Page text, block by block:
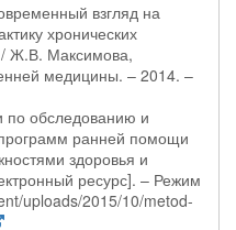
взгляд на
хронических
/ Ж.В. Максимова,
медицины. – 2014. –
по обследованию и
ранней помощи
здоровья и
ресурс]. – Режим
uploads/2015/10/metod-